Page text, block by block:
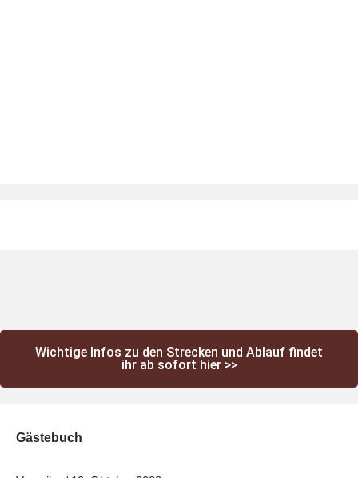
Wichtige Infos zu den Strecken und Ablauf findet
ihr ab sofort hier >>
Gästebuch